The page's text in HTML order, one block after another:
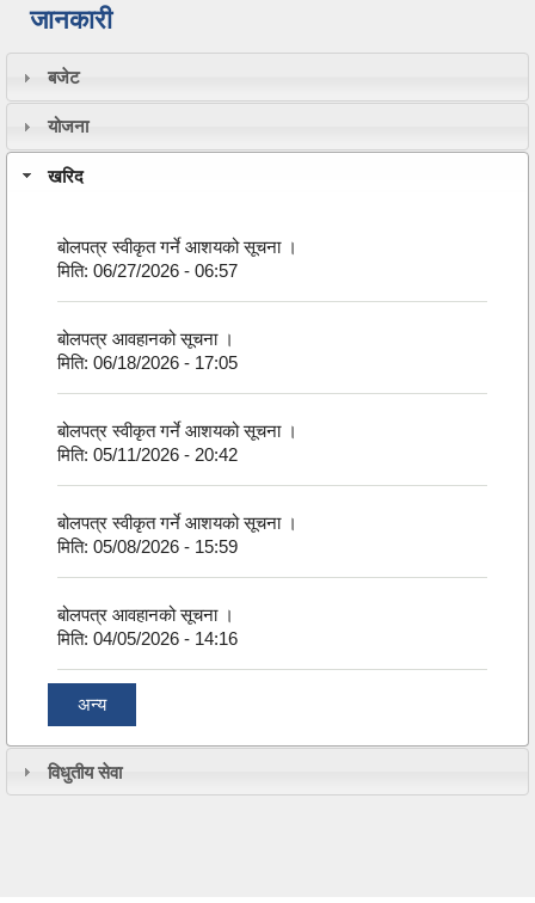
जानकारी
बजेट
योजना
खरिद
बोलपत्र स्वीकृत गर्ने आशयको सूचना ।
मिति: 06/27/2026 - 06:57
बोलपत्र आवहानको सूचना ।
मिति: 06/18/2026 - 17:05
बोलपत्र स्वीकृत गर्ने आशयको सूचना ।
मिति: 05/11/2026 - 20:42
बोलपत्र स्वीकृत गर्ने आशयको सूचना ।
मिति: 05/08/2026 - 15:59
बोलपत्र आवहानको सूचना ।
मिति: 04/05/2026 - 14:16
अन्य
विधुतीय सेवा